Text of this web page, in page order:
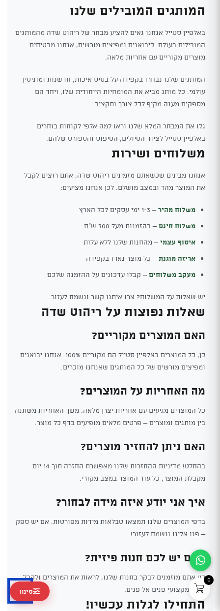
סינון
המותגים המובילים שלנו
באלפיין סטייל אנחנו גאים להציע מבחר של ריהוט שדה מהמותגים
המובילים בעולם. כיבואנים ומפיצים מורשים, אנחנו מבטיחים
מוצרים מקוריים עם אחריות מלאה.
המותגים שלנו נבחרו בקפידה על בסיס איכות, חדשנות ומוניטין
עולמי. כל מותג מביא את המומחיות הייחודית שלו, ויחד הם
מספקים מענה מקיף לכל צורך ותקציב.
גלו את המבחר המלא שלנו וראו למה אלפי לקוחות בוחרים
באלפיין סטייל לציוד הטיולים, הטיפוס והספורט שלהם.
משלוחים ושירות
אנחנו מבינים שכשאתם מזמינים ריהוט שדה, אתם רוצים לקבל
את המוצר מהר ובמצב מושלם. לכן אנחנו מציעים:
משלוח מהיר– 1-3 ימי עסקים לכל הארץ
משלוח חינם– בהזמנות מעל 300 ש"ח
איסוף עצמי– מהחנות שלנו ללא עלות
אריזה מוגנת– כל מוצר נארז בקפידה
מעקב משלוחים– קבלו עדכונים על ההזמנה שלכם
יש שאלות על המשלוח? צרו איתנו קשר ונשמח לעזור.
שאלות נפוצות על ריהוט שדה
האם המוצרים מקוריים?
כן, כל המוצרים באלפיין סטייל הם מקוריים 100%. אנחנו יבואנים
ומפיצים מורשים של כל המותגים שאנחנו מוכרים.
מה האחריות על המוצרים?
כל המוצרים מגיעים עם אחריות יצרן מלאה. משך האחריות משתנה
בין מותגים ומוצרים – פרטים מלאים מופיעים בדף כל מוצר.
האם ניתן להחזיר מוצרים?
בהחלט! מדיניות ההחזרות שלנו מאפשרת החזרה תוך 14 יום
מקבלת המוצר, כל עוד המוצר במצב מקורי.
איך אני יודע איזה מידה לבחור?
בדפי המוצרים שלנו תמצאו טבלאות מידות מפורטות. אם יש ספק
– פנו אלינו ונשמח לעזור!
האם יש לכם חנות פיזית?
כן! אתם מוזמנים לבקר בחנות שלנו, לראות את המוצרים ולקבל
ייעוץ מקצועי פנים אל פנים.
התחילו לגלות עכשיו!
0